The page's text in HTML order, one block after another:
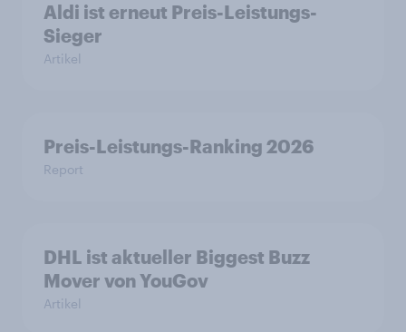
Aldi ist erneut Preis-Leistungs-
Sieger
Artikel
Preis-Leistungs-Ranking 2026
Report
DHL ist aktueller Biggest Buzz
Mover von YouGov
Artikel